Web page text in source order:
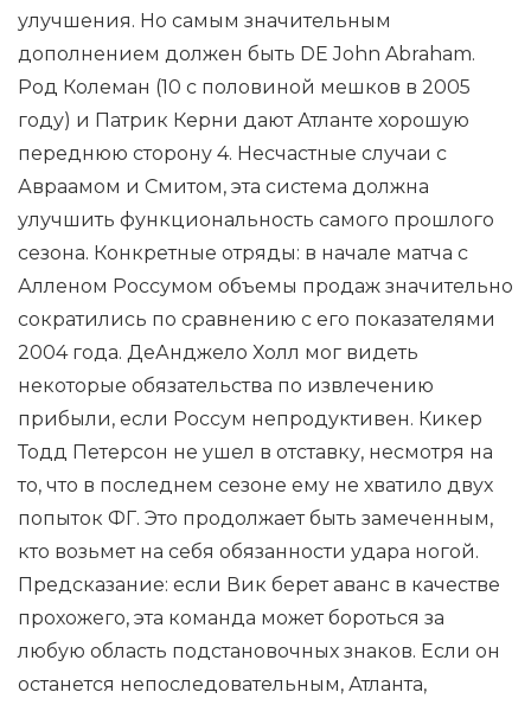
улучшения. Но самым значительным
дополнением должен быть DE John Abraham.
Род Колеман (10 с половиной мешков в 2005
году) и Патрик Керни дают Атланте хорошую
переднюю сторону 4. Несчастные случаи с
Авраамом и Смитом, эта система должна
улучшить функциональность самого прошлого
сезона. Конкретные отряды: в начале матча с
Алленом Россумом объемы продаж значительно
сократились по сравнению с его показателями
2004 года. ДеАнджело Холл мог видеть
некоторые обязательства по извлечению
прибыли, если Россум непродуктивен. Кикер
Тодд Петерсон не ушел в отставку, несмотря на
то, что в последнем сезоне ему не хватило двух
попыток ФГ. Это продолжает быть замеченным,
кто возьмет на себя обязанности удара ногой.
Предсказание: если Вик берет аванс в качестве
прохожего, эта команда может бороться за
любую область подстановочных знаков. Если он
останется непоследовательным, Атланта,